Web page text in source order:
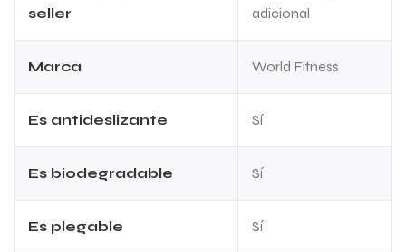
seller
adicional
Marca World Fitness
Es antideslizante Sí
Es biodegradable Sí
Es plegable Sí